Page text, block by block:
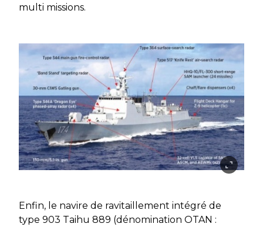
multi missions.
Enfin, le navire de ravitaillement intégré de
type 903 Taihu 889 (dénomination OTAN :